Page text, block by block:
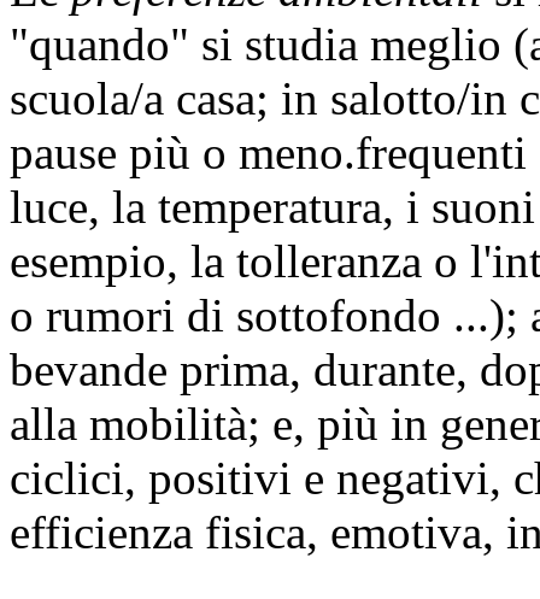
"quando" si studia meglio
scuola/a casa; in salotto/in
pause più o meno.frequenti
luce, la temperatura, i
esempio, la tolleranza o
o rumori di sottofondo ...);
bevande prima, durante,
alla mobilità; e, più in
ciclici, positivi e negativi,
efficienza fisica, emotiva,